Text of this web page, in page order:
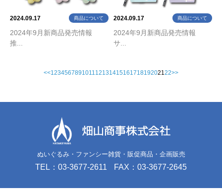
2024.09.17 商品について
2024年9月新商品発売情報
推...
2024.09.17 商品について
2024年9月新商品発売情報
サ...
<<12345678910111213141516171819202122>>
ぬいぐるみ・ファンシー雑貨・販促商品・企画販売
TEL：03-3677-2611 FAX：03-3677-2645